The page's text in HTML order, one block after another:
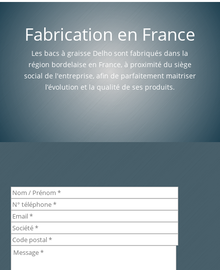
Fabrication en France
Les bacs à graisse Delho sont fabriqués dans la
région bordelaise en France, à proximité du siège
social de l'entreprise, afin de parfaitement maitriser
l’évolution et la qualité de ses produits.